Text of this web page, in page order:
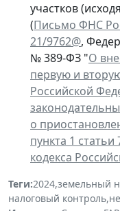
участков
(Письмо ФНС
21/9762@,
№ 389-ФЗ "О
первую и
Российской
о
пункта 1
кодекса
Теги:2024,земельный
налоговый контроль,